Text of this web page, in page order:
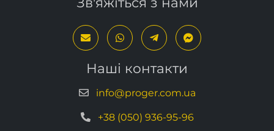
Зв'яжіться з нами
Наші контакти
info@proger.com.ua